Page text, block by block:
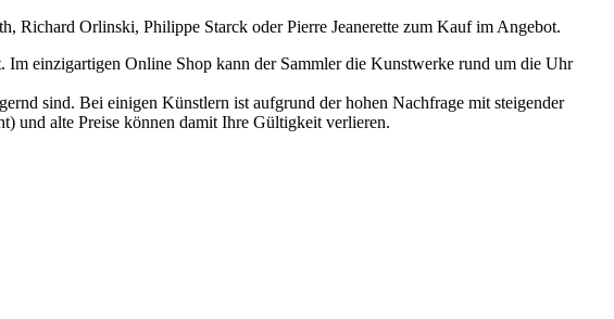
Richard Orlinski, Philippe Starck oder Pierre Jeanerette zum Kauf im Angebot.
einzigartigen Online Shop kann der Sammler die Kunstwerke rund um die Uhr
sind. Bei einigen Künstlern ist aufgrund der hohen Nachfrage mit steigender
und alte Preise können damit Ihre Gültigkeit verlieren.